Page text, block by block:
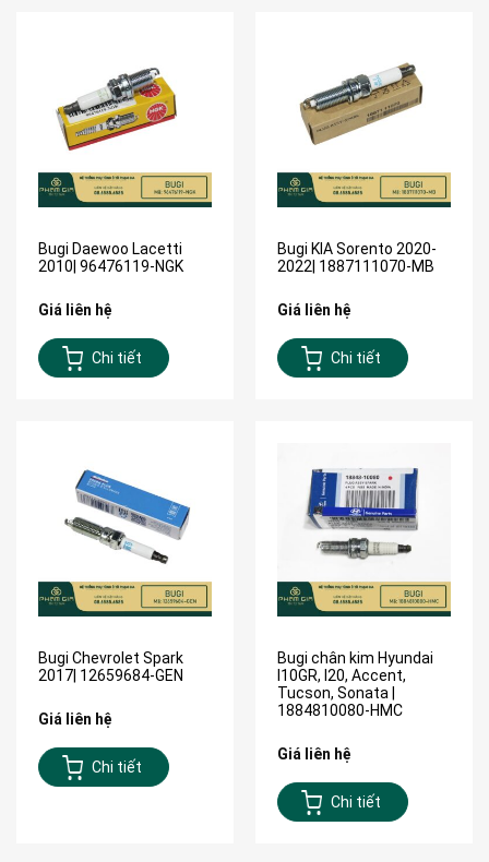
Bugi Daewoo Lacetti
2010| 96476119-NGK
Giá liên hệ
Chi tiết
Bugi KIA Sorento 2020-
2022| 1887111070-MB
Giá liên hệ
Chi tiết
Bugi Chevrolet Spark
2017| 12659684-GEN
Giá liên hệ
Chi tiết
Bugi chân kim Hyundai
I10GR, I20, Accent,
Tucson, Sonata |
1884810080-HMC
Giá liên hệ
Chi tiết